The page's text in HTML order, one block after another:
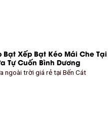
Xếp Bạt Kéo Mái Che Tại
Tự Cuốn Bình Dương
ngoài trời giá rẻ tại Bến Cát